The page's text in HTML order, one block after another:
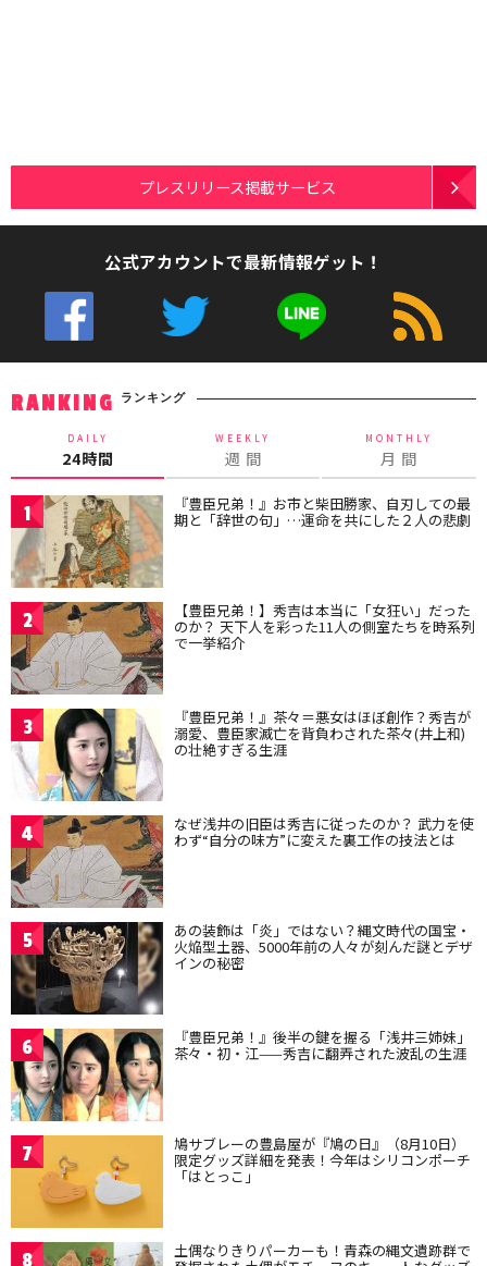
プレスリリース掲載サービス
公式アカウントで最新情報ゲット！
RANKING ランキング
DAILY
24時間
WEEKLY
週 間
MONTHLY
月 間
1 『豊臣兄弟！』お市と柴田勝家、自刃しての最
期と「辞世の句」…運命を共にした２人の悲劇
2 【豊臣兄弟！】秀吉は本当に「女狂い」だった
のか？ 天下人を彩った11人の側室たちを時系列
で一挙紹介
3 『豊臣兄弟！』茶々＝悪女はほぼ創作？秀吉が
溺愛、豊臣家滅亡を背負わされた茶々(井上和)
の壮絶すぎる生涯
4 なぜ浅井の旧臣は秀吉に従ったのか？ 武力を使
わず“自分の味方”に変えた裏工作の技法とは
5 あの装飾は「炎」ではない？縄文時代の国宝・
火焔型土器、5000年前の人々が刻んだ謎とデザ
インの秘密
6 『豊臣兄弟！』後半の鍵を握る「浅井三姉妹」
茶々・初・江——秀吉に翻弄された波乱の生涯
7 鳩サブレーの豊島屋が『鳩の日』（8月10日）
限定グッズ詳細を発表！今年はシリコンポーチ
「はとっこ」
8 土偶なりきりパーカーも！青森の縄文遺跡群で